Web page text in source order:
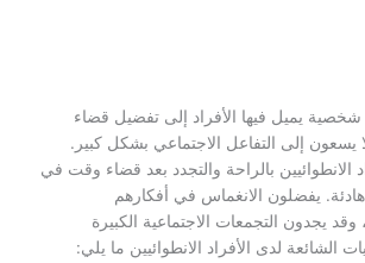
يميل فيها الأفراد إلى تفضيل قضاء
يسعون إلى التفاعل الاجتماعي بشكل كبير.
الانطوائيين بالراحة والتجدد بعد قضاء وقت في
هادئة. يفضلون الانغماس في أفكارهم
يجدون التجمعات الاجتماعية الكبيرة
الشائعة لدى الأفراد الانطوائيين ما يلي: